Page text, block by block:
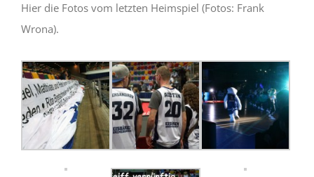
Hier die Fotos vom letzten Heimspiel (Fotos: Frank
Wrona).